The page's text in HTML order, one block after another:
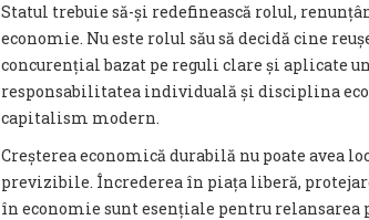
Statul trebuie să-și redefinească rolul,
economie. Nu este rolul său să decidă cine
concurențial bazat pe reguli clare și aplicate
responsabilitatea individuală și disciplina
capitalism modern.
Creșterea economică durabilă nu poate avea
previzibile. Încrederea în piața liberă,
în economie sunt esențiale pentru